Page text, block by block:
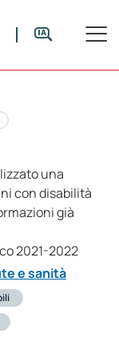
una
con disabilità
già
2021-2022
e sanità